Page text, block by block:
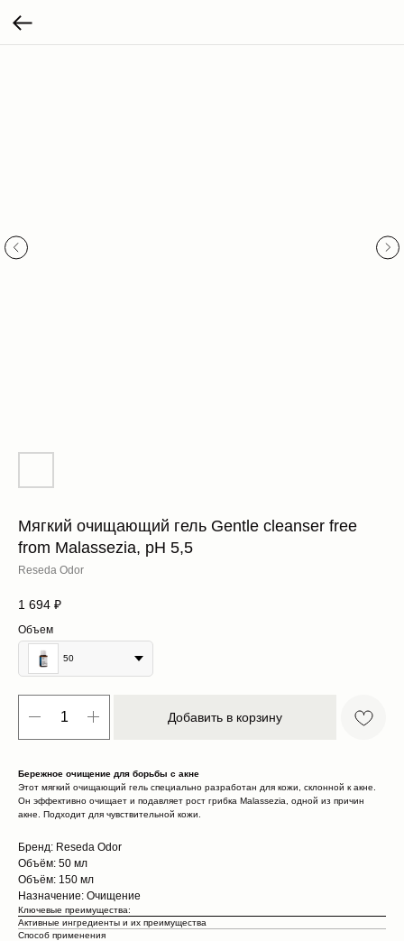
Мягкий очищающий гель Gentle cleanser free
from Malassezia, pH 5,5
Reseda Odor
1 694 ₽
Объем
50
Добавить в корзину
Бережное очищение для борьбы с акне​
Этот мягкий очищающий гель специально разработан для кожи, склонной к акне.
Он эффективно очищает и подавляет рост грибка Malassezia, одной из причин
акне. Подходит для чувствительной кожи.​
Бренд: Reseda Odor
Объём: 50 мл
Объём: 150 мл
Назначение: Очищение
Ключевые преимущества:​
Активные ингредиенты и их преимущества
Способ применения